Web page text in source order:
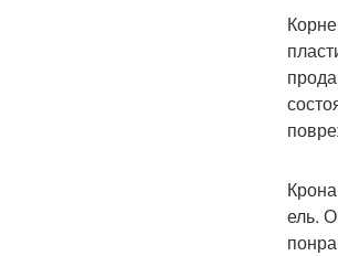
ель.